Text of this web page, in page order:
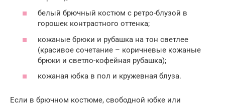
белый брючный костюм с ретро-блузой в
горошек контрастного оттенка;
кожаные брюки и рубашка на тон светлее
(красивое сочетание – коричневые кожаные
брюки и светло-кофейная рубашка);
кожаная юбка в пол и кружевная блуза.
Если в брючном костюме, свободной юбке или